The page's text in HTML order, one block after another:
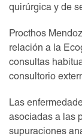
quirúrgica y de
Procthos
relación a la
consultas
consultorio
Las
asociadas a las
supuraciones